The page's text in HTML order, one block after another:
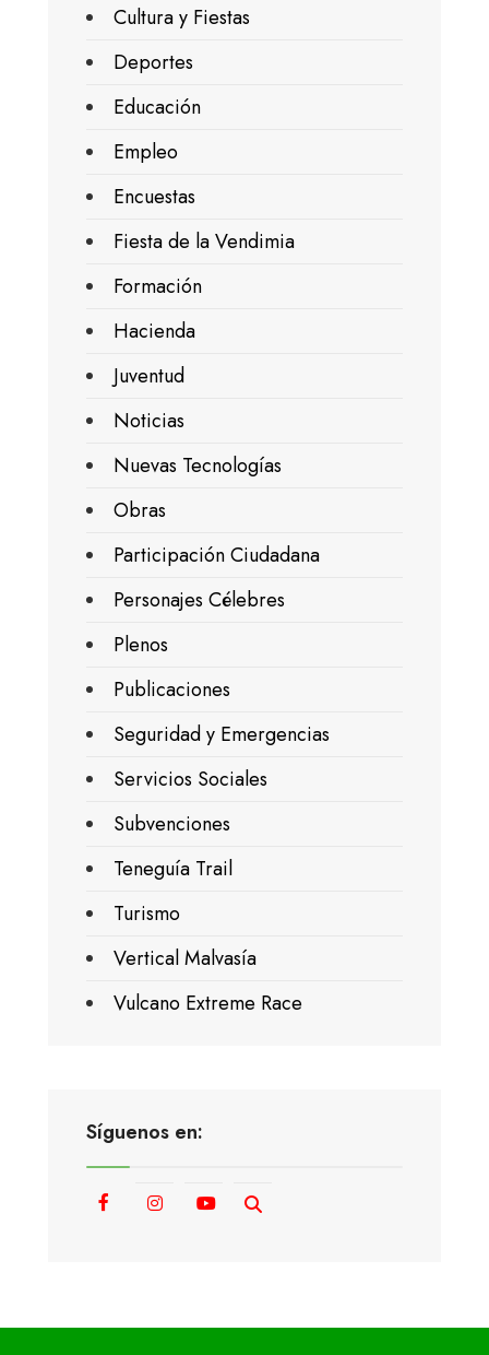
Cultura y Fiestas
Deportes
Educación
Empleo
Encuestas
Fiesta de la Vendimia
Formación
Hacienda
Juventud
Noticias
Nuevas Tecnologías
Obras
Participación Ciudadana
Personajes Célebres
Plenos
Publicaciones
Seguridad y Emergencias
Servicios Sociales
Subvenciones
Teneguía Trail
Turismo
Vertical Malvasía
Vulcano Extreme Race
Síguenos en: